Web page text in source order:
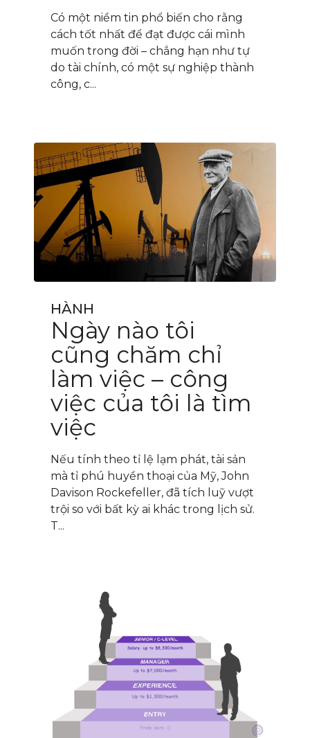
Có một niềm tin phổ biến cho rằng
cách tốt nhất để đạt được cái mình
muốn trong đời – chẳng hạn như tự
do tài chính, có một sự nghiệp thành
công, c...
HÀNH
Ngày nào tôi
cũng chăm chỉ
làm việc – công
việc của tôi là tìm
việc
Nếu tính theo tỉ lệ lạm phát, tài sản
mà tỉ phú huyền thoại của Mỹ, John
Davison Rockefeller, đã tích luỹ vượt
trội so với bất kỳ ai khác trong lịch sử.
T...